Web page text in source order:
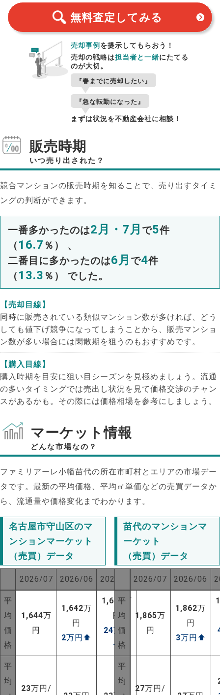
無料査定 してみる
売却事例を提示してもらおう！
売却の戦略は担当者と一緒にたてる
のが大切。
『春までに売却したい』
『急な転勤になった』
まずは状況を不動産会社に相談！
販売時期
いつ売り出された？
競合マンションの販売時期を知ることで、売り出すタイミ
ングの判断ができます。
一番多かったのは2月・7月 で5件
（ 16.7 ％） 、
二番目に多かったのは6月 で4件
（ 13.3 ％） でした。
【売却目線】
同時に販売されている類似マンション数が多ければ、どう
しても値下げ競争になってしまうことから、販売マンショ
ン数が多い場合には閑散期を狙うのもおすすめです。
【購入目線】
購入時期を目安に狙い目シーズンを見極めましょう。流通
の多いタイミングでは売出し状況を見て価格交渉のチャン
スがあるかも。その際には価格相場を参考にしましょう。
マーケット情報
どんな市場なの？
ファミリアーレ小幡苗代の所在市町村とエリアの市場デー
タです。最新の平均価格、平均㎡単価などの売買データか
ら、流通量や価格変化までわかります。
名古屋市守山区のマ
ンションマーケット
（売買）データ
2026/07 2026/06 2025/07
平
均
価
格
1,644万
円
1,642万
円
2万円 ⬆
1,620万
円
24万円
⬆
平
均
23万円/
苗代のマンションマ
ーケット
（売買）データ
2026/07 2026/06
平
均
価
格
1,865万
円
1,862万
円
3万円 ⬆
平
均
27万円/